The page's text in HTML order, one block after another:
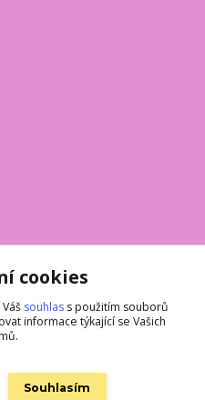
cookies
souhlas s použitím souborů
informace týkající se Vašich
Souhlasím